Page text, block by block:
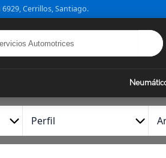
Cerrillos, Santiago.
r
o